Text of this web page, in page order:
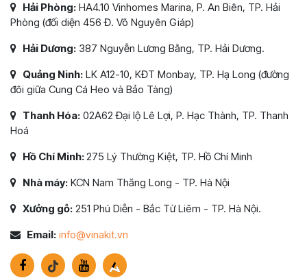
Hải Phòng: HA4.10 Vinhomes Marina, P. An Biên, TP. Hải
Phòng (đối diện 456 Đ. Võ Nguyên Giáp)
Hải Dương: 387 Nguyễn Lương Bằng, TP. Hải Dương.
Quảng Ninh: LK A12-10, KĐT Monbay, TP. Hạ Long (đường
đôi giữa Cung Cá Heo và Bảo Tàng)
Thanh Hóa: 02A62 Đại lộ Lê Lợi, P. Hạc Thành, TP. Thanh
Hoá
Hồ Chí Minh:275 Lý Thường Kiệt, TP. Hồ Chí Minh
Nhà máy: KCN Nam Thăng Long - TP. Hà Nội
Xưởng gỗ: 251 Phú Diễn - Bắc Từ Liêm - TP. Hà Nội.
Email: info@vinakit.vn